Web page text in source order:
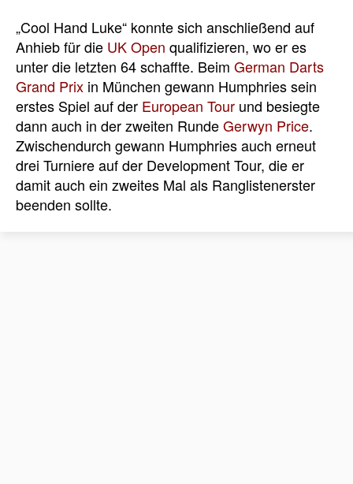
„Cool Hand Luke“ konnte sich anschließend auf
Anhieb für die UK Open qualifizieren, wo er es
unter die letzten 64 schaffte. Beim German Darts
Grand Prix in München gewann Humphries sein
erstes Spiel auf der European Tour und besiegte
dann auch in der zweiten RundeGerwyn Price.
Zwischendurch gewann Humphries auch erneut
drei Turniere auf der Development Tour, die er
damit auch ein zweites Mal als Ranglistenerster
beenden sollte.